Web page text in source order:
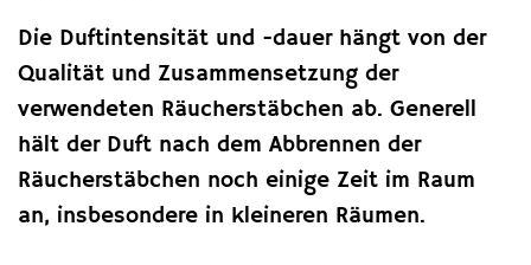
Die Duftintensität und -dauer hängt von der
Qualität und Zusammensetzung der
verwendeten Räucherstäbchen ab. Generell
hält der Duft nach dem Abbrennen der
Räucherstäbchen noch einige Zeit im Raum
an, insbesondere in kleineren Räumen.